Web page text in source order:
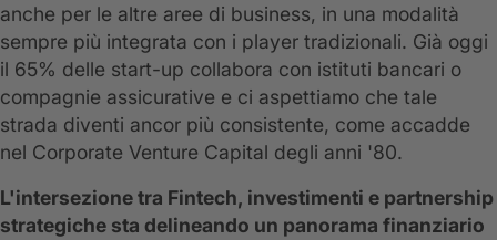
anche per le altre aree di business, in una modalità
sempre più integrata con i player tradizionali. Già oggi
il 65% delle start-up collabora con istituti bancari o
compagnie assicurative e ci aspettiamo che tale
strada diventi ancor più consistente, come accadde
nel Corporate Venture Capital degli anni '80.
L'intersezione tra Fintech, investimenti e partnership
strategiche sta delineando un panorama finanziario